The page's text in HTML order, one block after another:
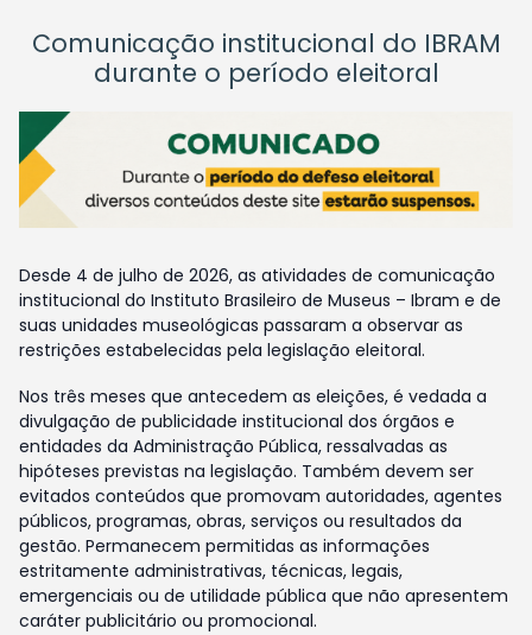
Comunicação institucional do IBRAM
durante o período eleitoral
Desde 4 de julho de 2026, as atividades de comunicação
institucional do Instituto Brasileiro de Museus – Ibram e de
suas unidades museológicas passaram a observar as
restrições estabelecidas pela legislação eleitoral.
Nos três meses que antecedem as eleições, é vedada a
divulgação de publicidade institucional dos órgãos e
entidades da Administração Pública, ressalvadas as
hipóteses previstas na legislação. Também devem ser
evitados conteúdos que promovam autoridades, agentes
públicos, programas, obras, serviços ou resultados da
gestão. Permanecem permitidas as informações
estritamente administrativas, técnicas, legais,
emergenciais ou de utilidade pública que não apresentem
caráter publicitário ou promocional.